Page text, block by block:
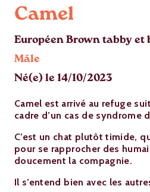
Camel
Européen Brown tabby et
Mâle
Né(e) le 14/10/2023
Camel est arrivé au refuge
cadre d’un cas de syndrome
C’est un chat plutôt timide,
pour se rapprocher des
doucement la compagnie.
Il s’entend bien avec les